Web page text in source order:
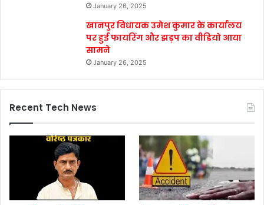
January 26, 2025
खानपुर विधायक उमेश कुमार के कार्यालय
पर हुई फायरिंग और झड़प का वीडियो आया
सामने
January 26, 2025
Recent Tech News